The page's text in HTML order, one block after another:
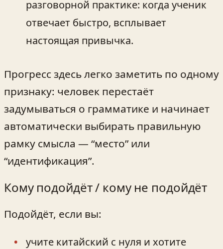
разговорной практике: когда ученик
отвечает быстро, всплывает
настоящая привычка.
Прогресс здесь легко заметить по одному
признаку: человек перестаёт
задумываться о грамматике и начинает
автоматически выбирать правильную
рамку смысла — “место” или
“идентификация”.
Кому подойдёт / кому не подойдёт
Подойдёт, если вы:
учите китайский с нуля и хотите